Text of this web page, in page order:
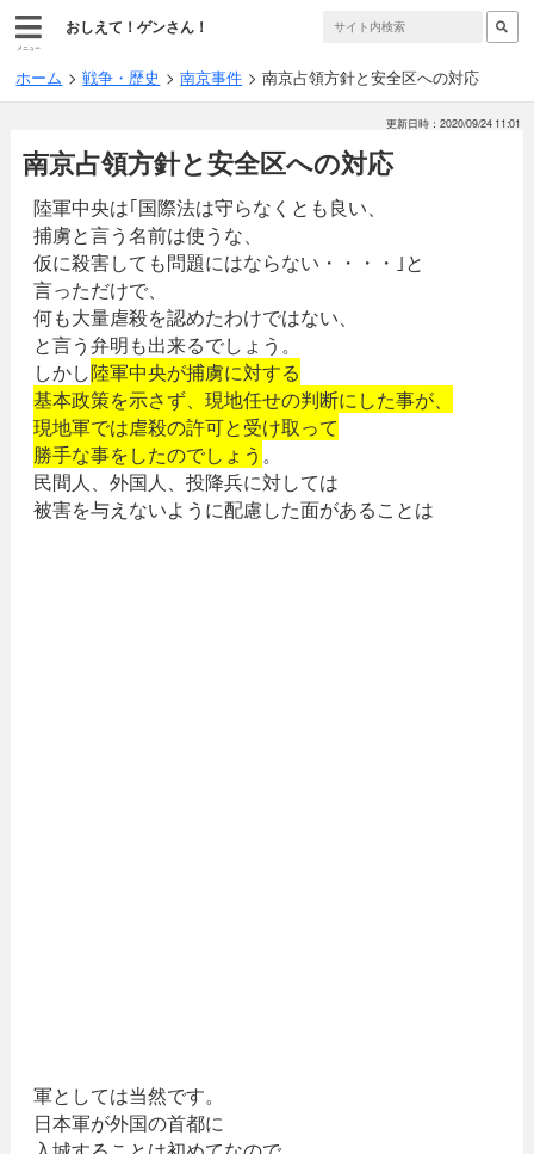
メニュー
おしえて！ゲンさん！
ホーム 戦争・歴史 南京事件 南京占領方針と安全区への対応
更新日時：2020/09/24 11:01
南京占領方針と安全区への対応
陸軍中央は｢国際法は守らなくとも良い、
捕虜と言う名前は使うな、
仮に殺害しても問題にはならない・・・・｣と
言っただけで、
何も大量虐殺を認めたわけではない、
と言う弁明も出来るでしょう。
しかし陸軍中央が捕虜に対する
基本政策を示さず、現地任せの判断にした事が、
現地軍では虐殺の許可と受け取って
勝手な事をしたのでしょう 。
民間人、外国人、投降兵に対しては
被害を与えないように配慮した面があることは
軍としては当然です。
日本軍が外国の首都に